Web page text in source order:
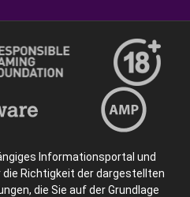
Informationsportal und
Richtigkeit der dargestellten
die Sie auf der Grundlage